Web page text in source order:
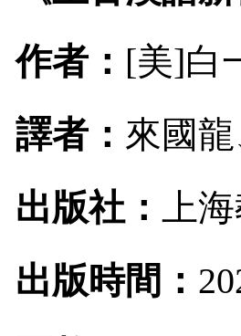
作者： [美]白
譯者： 來國
出版社：上
出版時間：